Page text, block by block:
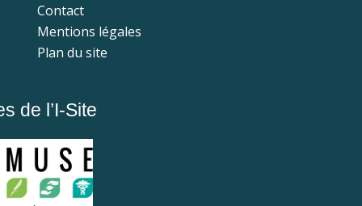
Contact
Mentions légales
Plan du site
de l’I-Site